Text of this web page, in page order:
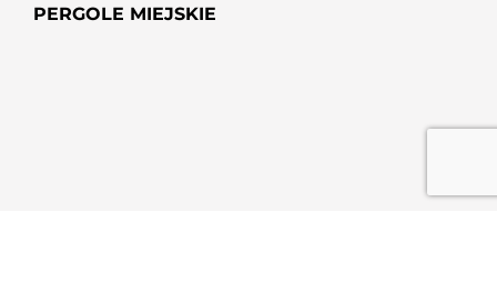
PERGOLE MIEJSKIE